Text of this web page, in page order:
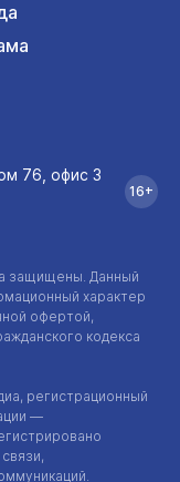
защищены. Данный
характер
офертой,
кодекса
регистрационный
—
76, офис 3
16+